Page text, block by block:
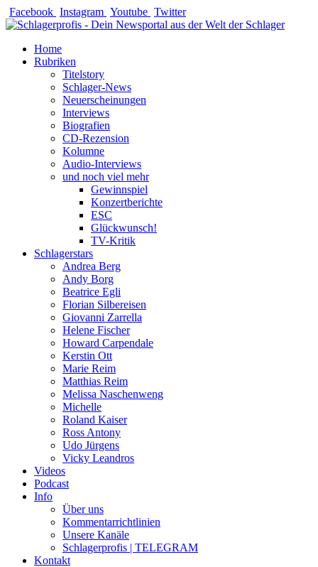
Zum
Inhalt
Facebook Instagram Youtube Twitter
Home
Rubriken
Titelstory
Schlager-News
Neuerscheinungen
Interviews
Biografien
CD-Rezension
Kolumne
Audio-Interviews
und noch viel mehr
Gewinnspiel
Konzertberichte
ESC
Glückwunsch!
TV-Kritik
Schlagerstars
Andrea Berg
Andy Borg
Beatrice Egli
Florian Silbereisen
Giovanni Zarrella
Helene Fischer
Howard Carpendale
Kerstin Ott
Marie Reim
Matthias Reim
Melissa Naschenweng
Michelle
Roland Kaiser
Ross Antony
Udo Jürgens
Vicky Leandros
Videos
Podcast
Info
Über uns
Kommentarrichtlinien
Unsere Kanäle
Schlagerprofis | TELEGRAM
Kontakt